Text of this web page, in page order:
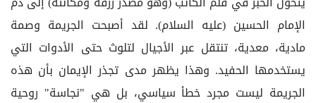
الإمام الحسين (عليه السلام). لقد أصبحت الجريمة وصمة
مادية، معدية، تنتقل عبر الأجيال لتلوث حتى الأدوات التي
يستخدمها الحفيد. وهذا يظهر مدى تجذر الإيمان بأن هذه
الجريمة ليست مجرد خطأ سياسي، بل هي "نجاسة" روحية